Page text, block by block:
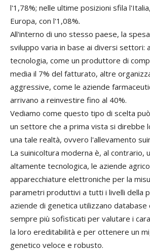
l'1,78%; nelle ultime posizioni sfila
Europa, con l'1,08%.
All'interno di uno stesso paese, la
sviluppo varia in base ai diversi settori:
tecnologia, come un produttore di
media il 7% del fatturato, altre
aggressive, come le aziende
arrivano a reinvestire fino al 40%.
Vediamo come questo tipo di scelta
un settore che a prima vista si direbbe
una tale realtà, ovvero l'allevamento
La suinicoltura moderna è, al contrario,
altamente tecnologica, le aziende
apparecchiature elettroniche per la
parametri produttivi a tutti i livelli della
aziende di genetica utilizzano
sempre più sofisticati per valutare i
la loro ereditabilità e per ottenere un
genetico veloce e robusto.